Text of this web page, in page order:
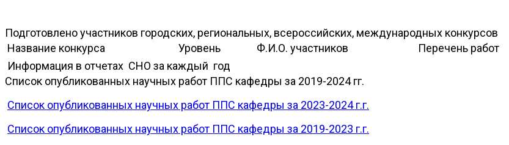
Подготовлено участников городских, региональных, всероссийских, международных конкурсов
Название конкурса
Уровень Ф.И.О. участников Перечень работ
Информация в отчетах СНО за каждый год
Список опубликованных научных работ ППС кафедры за 2019-2024 гг.
Список опубликованных научных работ ППС кафедры за 2023-2024 г.г.
Список опубликованных научных работ ППС кафедры за 2019-2023 г.г.